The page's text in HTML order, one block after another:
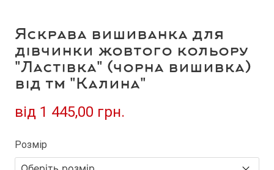
Яскрава вишиванка для
дівчинки жовтого кольору
"Ластівка" (чорна вишивка)
від тм "Калина"
від 1 445,00 грн.
Розмір